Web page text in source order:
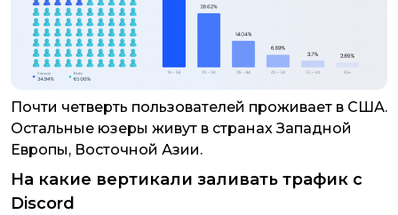
Почти четверть пользователей проживает в США.
Остальные юзеры живут в странах Западной
Европы, Восточной Азии.
На какие вертикали заливать трафик с
Discord